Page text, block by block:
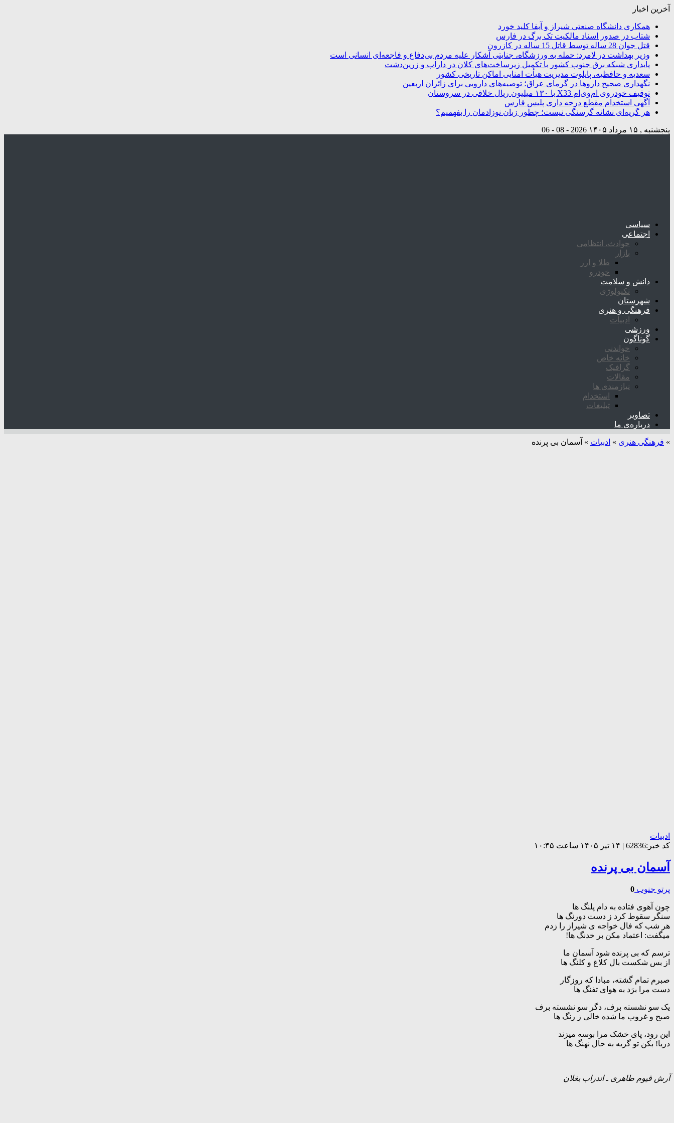
آخرین اخبار
همکاری دانشگاه صنعتی شیراز و آبفا کلید خورد
شتاب در صدور اسناد مالکیت تک برگ در فارس
قتل جوان 28 ساله توسط قاتل 15 ساله در کازرون
وزیر بهداشت در لامرد: حمله به ورزشگاه، جنایتی آشکار علیه مردم بی‌دفاع و فاجعه‌ای انسانی است
پایداری شبکه برق جنوب کشور با تکمیل زیرساخت‌های کلان در داراب و زرین‌دشت
سعدیه و حافظیه، پایلوت مدیریت هیأت امنایی اماکن تاریخی کشور
نگهداری صحیح داروها در گرمای عراق؛ توصیه‌های دارویی برای زائران اربعین
توقیف خودروی ام‌وی‌ام X33 با ۱۳۰ میلیون ریال خلافی در سروستان
آگهی استخدام مقطع درجه داری پلیس فارس
هر گریه‌ای نشانه گرسنگی نیست؛ چطور زبان نوزادمان را بفهمیم؟
پنجشنبه , ۱۵ مرداد ۱۴۰۵ 2026 - 08 - 06
سیاسی
اجتماعی
حوادث، انتظامی
بازار
طلا و ارز
خودرو
دانش و سلامت
تکنولوژی
شهرستان
فرهنگی و هنری
ادبیات
ورزشی
گوناگون
خواندنی
خانه خاص
گرافیک
مقالات
نیازمندی ها
استخدام
تبلیغات
تصاویر
درباره‌ی ما
» فرهنگی هنری » ادبیات » آسمان بی پرنده
ادبیات
کد خبر:62836 | ۱۴ تیر ۱۴۰۵ ساعت ۱۰:۴۵
آسمان بی پرنده
پرتو جنوب 0
چون آهوی فتاده به دام پلنگ ها
سنگر سقوط کرد ز دست دورنگ ها
هر شب که فال خواجه ی شیراز را زدم
میگفت: اعتماد مکن بر خدنگ ها!
ترسم که بی پرنده شود آسمان ما
از بس شکست بال کلاغ و کلنگ ها
صبرم تمام گشته، مبادا که روزگار
دست مرا برَد به هوای تفنگ ها
یک سو نشسته برف، دگر سو نشسته برف
صبح و غروب ما شده خالی ز رنگ ها
این رود، پای خشک مرا بوسه میزند
دریا! بکن تو گریه به حال نهنگ ها
آرش قیوم طاهری ـ اندراب بغلان